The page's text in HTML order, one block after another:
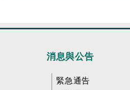
消息與公告
緊急通告